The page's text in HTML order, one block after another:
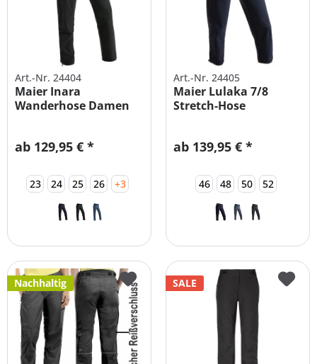
Art.-Nr. 24404
Maier Inara
Wanderhose Damen
ab 129,95 € *
23 24 25 26 +3
Art.-Nr. 24405
Maier Lulaka 7/8
Stretch-Hose
ab 139,95 € *
46 48 50 52
Nachhaltig SALE